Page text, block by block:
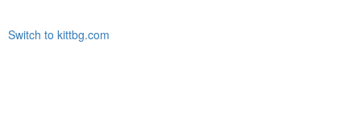
Switch to kittbg.com